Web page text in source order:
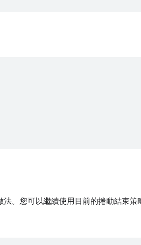
。您可以繼續使用目前的捲動結束